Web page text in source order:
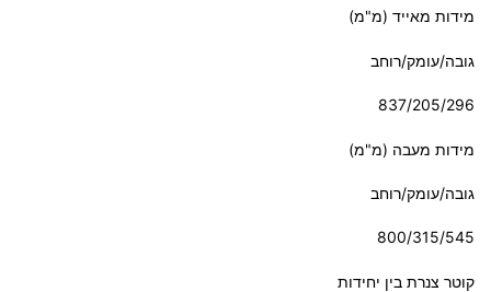
מידות מאייד (מ"מ)
גובה/עומק/רוחב
837/205/296
מידות מעבה (מ"מ)
גובה/עומק/רוחב
800/315/545
קוטר צנרת בין יחידות